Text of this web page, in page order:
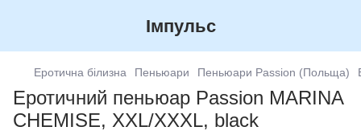
Імпульс
Еротична білизна Пеньюари Пеньюари Passion (Польща)
Еротичний пеньюар Passion MARINA
CHEMISE, XXL/XXXL, black